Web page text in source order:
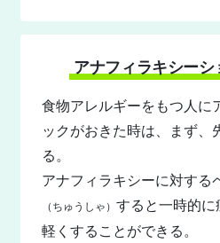
アナフィラキシー
食物アレルギーをもつ人に
ックがおきた時は、まず、
る。
アナフィラキシーに対する
（ちゅうしゃ） すると一時的に
軽くすることができる。